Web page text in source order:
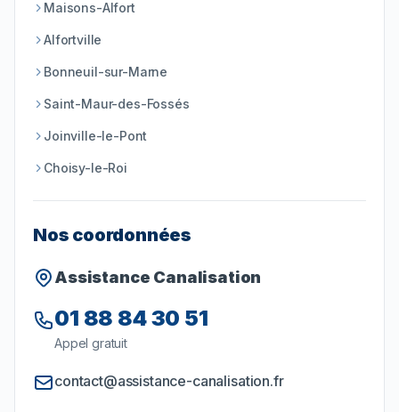
Maisons-Alfort
Alfortville
Bonneuil-sur-Marne
Saint-Maur-des-Fossés
Joinville-le-Pont
Choisy-le-Roi
Nos coordonnées
Assistance Canalisation
01 88 84 30 51
Appel gratuit
contact@assistance-canalisation.fr